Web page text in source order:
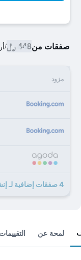
صفقات من448 ﷼ /
مزود
4 صفقات إضافية لـ إنشري بد آند بركفاست
لمحة عن التقييمات